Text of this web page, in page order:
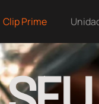
Clip Prime